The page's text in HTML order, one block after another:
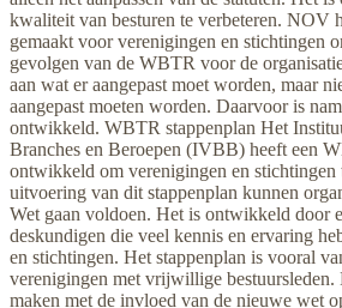
kwaliteit van besturen te verbeteren. NOV
gemaakt voor verenigingen en stichtingen
gevolgen van de WBTR voor de
aan wat er aangepast moet worden, maar
aangepast moeten worden. Daarvoor is
ontwikkeld. WBTR stappenplan Het
Branches en Beroepen (IVBB) heeft een
ontwikkeld om verenigingen en stichtingen
uitvoering van dit stappenplan kunnen
Wet gaan voldoen. Het is ontwikkeld door
deskundigen die veel kennis en ervaring
en stichtingen. Het stappenplan is vooral
verenigingen met vrijwillige bestuursleden.
maken met de invloed van de nieuwe wet